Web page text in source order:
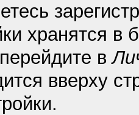
хранятся
в
вверху